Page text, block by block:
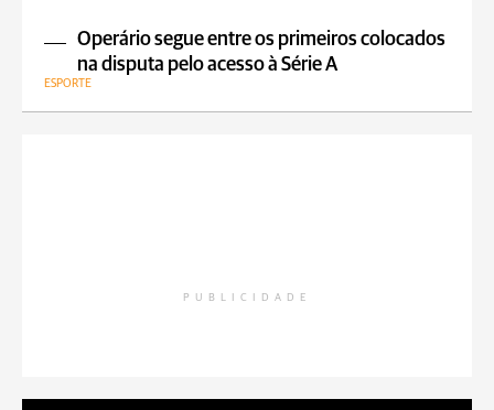
Operário segue entre os primeiros colocados
na disputa pelo acesso à Série A
ESPORTE
PUBLICIDADE